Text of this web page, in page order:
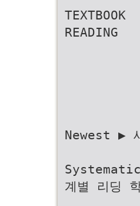
TEXTBOOK
READING
Newest ▶
Systematic
계별 리딩